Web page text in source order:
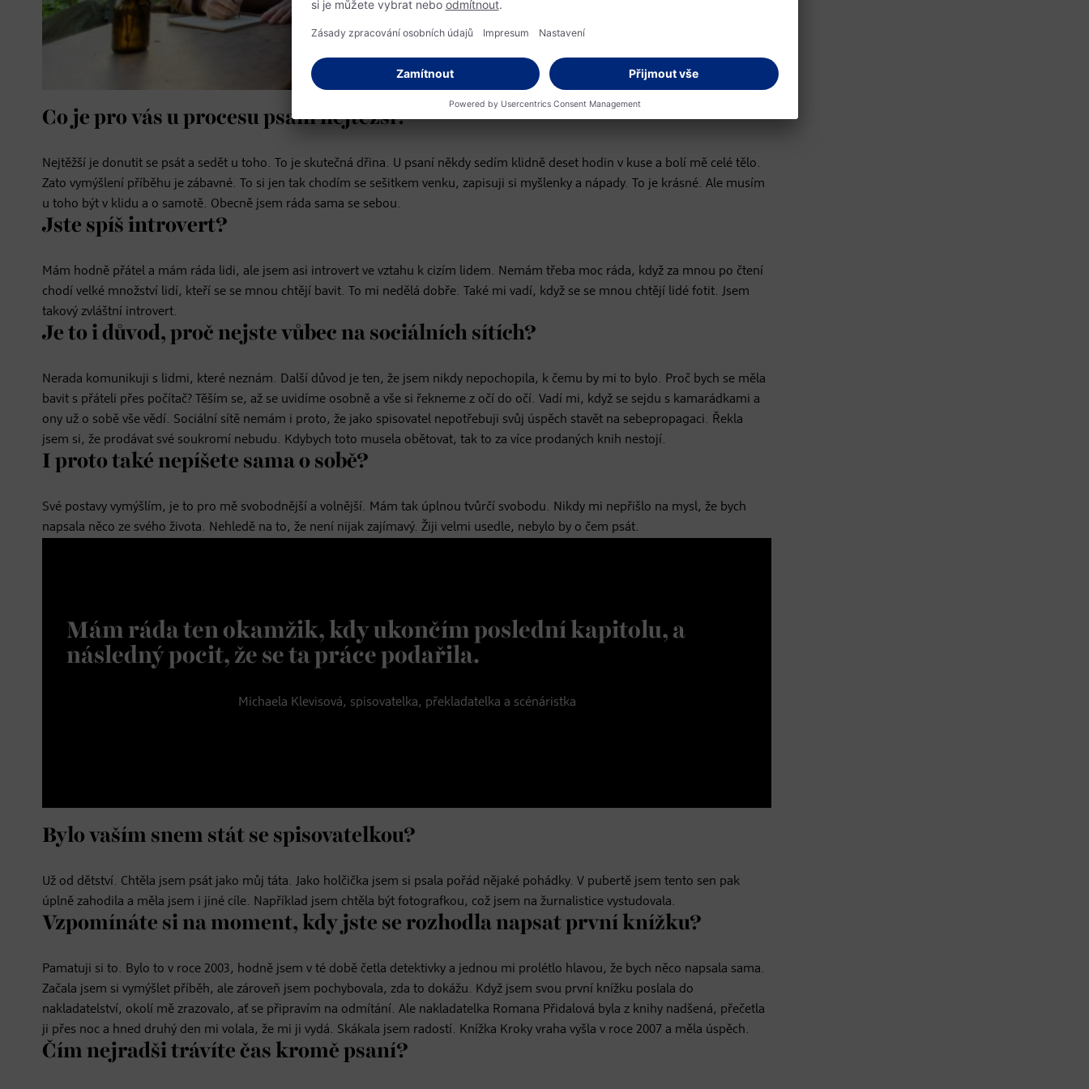
Co je pro vás u procesu psaní nejtěžší?
Nejtěžší je donutit se psát a sedět u toho. To je skutečná dřina. U psaní někdy sedím klidně deset hodin v kuse a bolí mě celé tělo.
Zato vymýšlení příběhu je zábavné. To si jen tak chodím se sešitkem venku, zapisuji si myšlenky a nápady. To je krásné. Ale musím
u toho být v klidu a o samotě. Obecně jsem ráda sama se sebou.
Jste spíš introvert?
Mám hodně přátel a mám ráda lidi, ale jsem asi introvert ve vztahu k cizím lidem. Nemám třeba moc ráda, když za mnou po čtení
chodí velké množství lidí, kteří se se mnou chtějí bavit. To mi nedělá dobře. Také mi vadí, když se se mnou chtějí lidé fotit. Jsem
takový zvláštní introvert.
Je to i důvod, proč nejste vůbec na sociálních sítích?
Nerada komunikuji s lidmi, které neznám. Další důvod je ten, že jsem nikdy nepochopila, k čemu by mi to bylo. Proč bych se měla
bavit s přáteli přes počítač? Těším se, až se uvidíme osobně a vše si řekneme z očí do očí. Vadí mi, když se sejdu s kamarádkami a
ony už o sobě vše vědí. Sociální sítě nemám i proto, že jako spisovatel nepotřebuji svůj úspěch stavět na sebepropagaci. Řekla
jsem si, že prodávat své soukromí nebudu. Kdybych toto musela obětovat, tak to za více prodaných knih nestojí.
I proto také nepíšete sama o sobě?
Své postavy vymýšlím, je to pro mě svobodnější a volnější. Mám tak úplnou tvůrčí svobodu. Nikdy mi nepřišlo na mysl, že bych
napsala něco ze svého života. Nehledě na to, že není nijak zajímavý. Žiji velmi usedle, nebylo by o čem psát.
Mám ráda ten okamžik, kdy ukončím poslední kapitolu, a
následný pocit, že se ta práce podařila.
Michaela Klevisová, spisovatelka, překladatelka a scénáristka
Bylo vaším snem stát se spisovatelkou?
Už od dětství. Chtěla jsem psát jako můj táta. Jako holčička jsem si psala pořád nějaké pohádky. V pubertě jsem tento sen pak
úplně zahodila a měla jsem i jiné cíle. Například jsem chtěla být fotografkou, což jsem na žurnalistice vystudovala.
Vzpomínáte si na moment, kdy jste se rozhodla napsat první knížku?
Pamatuji si to. Bylo to v roce 2003, hodně jsem v té době četla detektivky a jednou mi prolétlo hlavou, že bych něco napsala sama.
Začala jsem si vymýšlet příběh, ale zároveň jsem pochybovala, zda to dokážu. Když jsem svou první knížku poslala do
nakladatelství, okolí mě zrazovalo, ať se připravím na odmítání. Ale nakladatelka Romana Přidalová byla z knihy nadšená, přečetla
ji přes noc a hned druhý den mi volala, že mi ji vydá. Skákala jsem radostí. Knížka Kroky vraha vyšla v roce 2007 a měla úspěch.
Čím nejradši trávíte čas kromě psaní?